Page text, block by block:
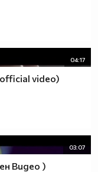
04:17
video)
03:07
Видео )